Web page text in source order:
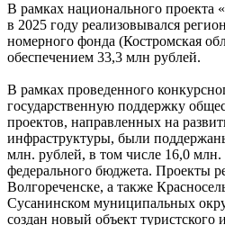
В рамках национального проекта
в 2025 году реализовывался
номерного фонда (Костромская
обеспечением 33,3 млн рублей.
В рамках проведенного
государственную поддержку
проектов, направленных на
инфраструктуры, были
млн. рублей, в том числе 16,0 млн.
федерального бюджета. Проекты
Волгореченске, а также
Сусанинском муниципальных
создан новый объект туристского